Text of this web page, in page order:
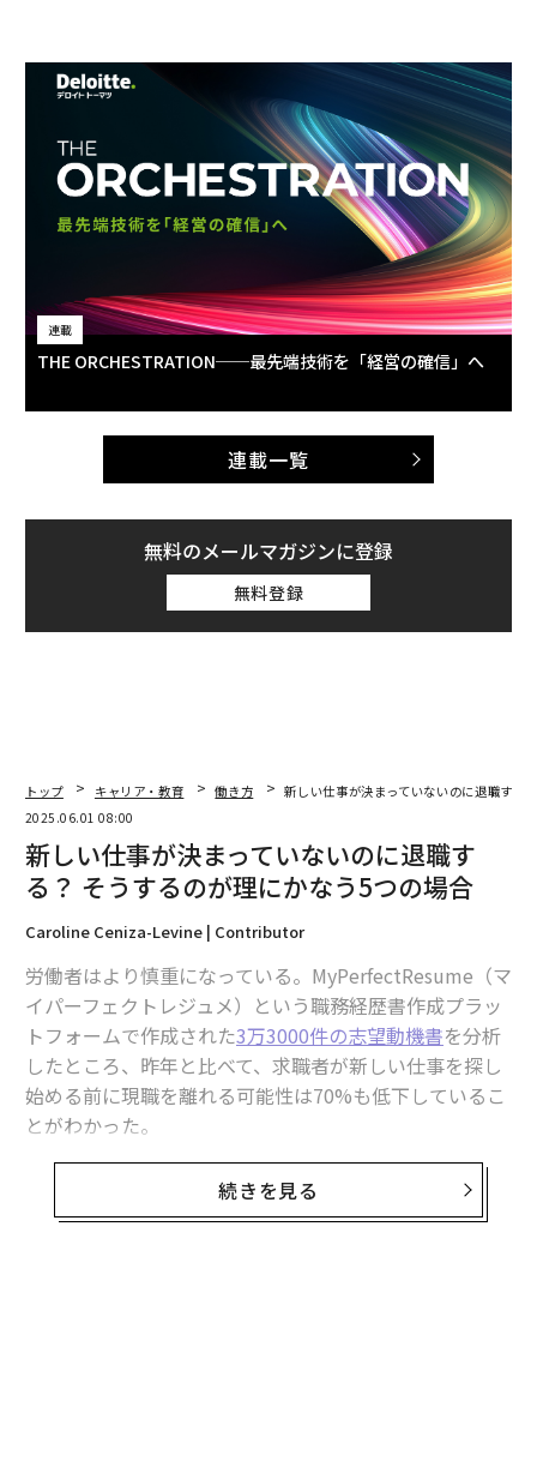
連載
THE ORCHESTRATION──最先端技術を「経営の確信」へ
連載一覧
無料のメールマガジンに登録
無料登録
トップ キャリア・教育 働き方
新しい仕事が決まっていないのに退職する
2025.06.01 08:00
新しい仕事が決まっていないのに退職す
る？ そうするのが理にかなう5つの場合
Caroline Ceniza-Levine | Contributor
労働者はより慎重になっている。MyPerfectResume（マ
イパーフェクトレジュメ）という職務経歴書作成プラッ
トフォームで作成された3万3000件の志望動機書を分析
したところ、昨年と比べて、求職者が新しい仕事を探し
始める前に現職を離れる可能性は70%も低下しているこ
とがわかった。
退職を決断する前にオファーを得ておくメリットとして
は、給与が途切れないため金銭的リスクが少ないこと、
続きを見る